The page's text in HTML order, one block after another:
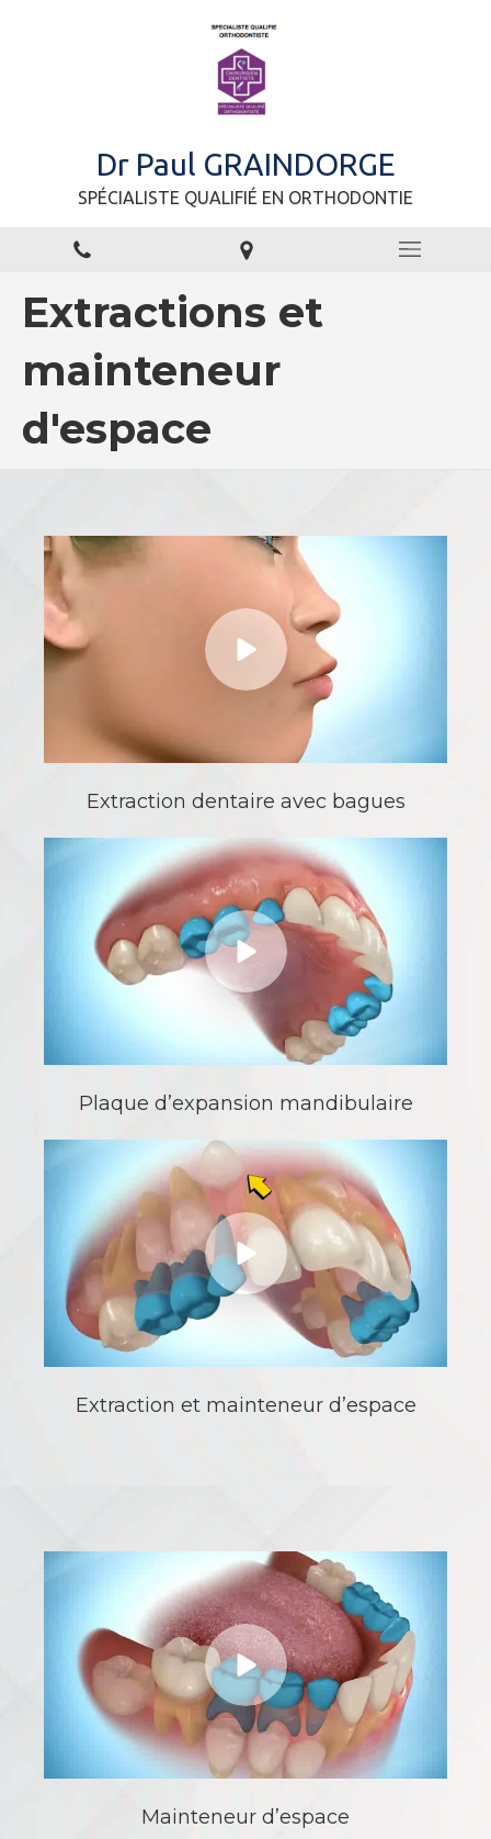
Dr Paul GRAINDORGE
SPÉCIALISTE QUALIFIÉ EN ORTHODONTIE
Extractions et
mainteneur
d'espace
Extraction dentaire avec bagues
Plaque d’expansion mandibulaire
Extraction et mainteneur d’espace
Mainteneur d’espace